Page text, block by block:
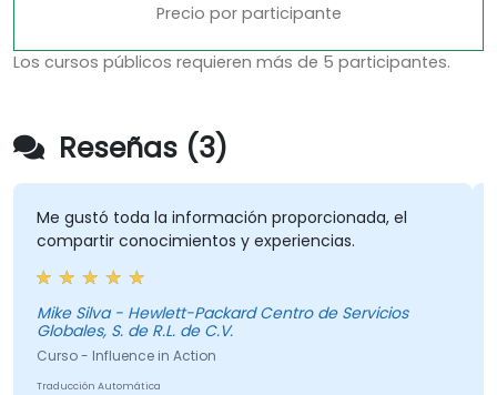
Precio por participante
Los cursos públicos requieren más de 5 participantes.
Reseñas (3)
Me gustó toda la información proporcionada, el
compartir conocimientos y experiencias.
Mike Silva - Hewlett-Packard Centro de Servicios
Globales, S. de R.L. de C.V.
Curso - Influence in Action
Traducción Automática